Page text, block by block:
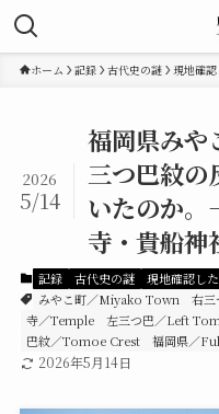
ホーム 記録 古代史の謎 現地確
福岡県みや
三つ巴紋の
いたのか
寺・貴船神
2026
5/14
記録 古代史の謎
現地確認し
みやこ町／Miyako Town
右
寺／Temple
左三つ巴／Left
巴紋／Tomoe Crest
福岡県／
2026年5月14日